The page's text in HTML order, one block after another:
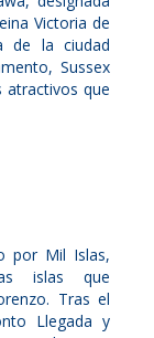
Victoria de
de la ciudad
Sussex
atractivos que
por Mil Islas,
islas que
Tras el
Llegada y